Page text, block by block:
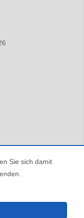
ohne vorherige
Sie sich damit